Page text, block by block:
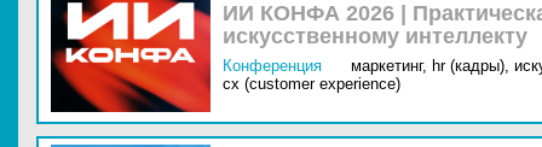
ИИ КОНФА 2026 |
искусственному интеллекту
Конференция маркетинг, hr (кадры),
cx (customer experience)